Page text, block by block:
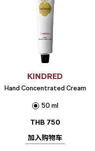
KINDRED
Hand Concentrated Cream
50 ml
THB 750
加入购物车